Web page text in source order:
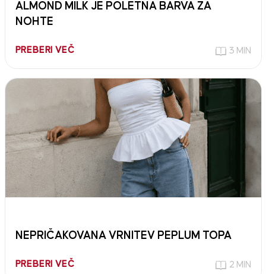
ALMOND MILK JE POLETNA BARVA ZA
NOHTE
PREBERI VEČ 3 MIN
NEPRIČAKOVANA VRNITEV PEPLUM TOPA
PREBERI VEČ 2 MIN